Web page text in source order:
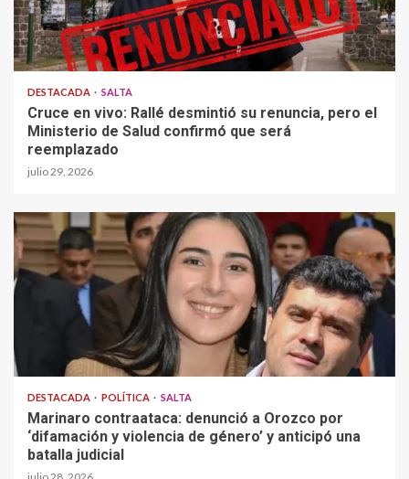
DESTACADA SALTA
Cruce en vivo: Rallé desmintió su renuncia, pero el
Ministerio de Salud confirmó que será
reemplazado
julio 29, 2026
DESTACADA POLÍTICA SALTA
Marinaro contraataca: denunció a Orozco por
‘difamación y violencia de género’ y anticipó una
batalla judicial